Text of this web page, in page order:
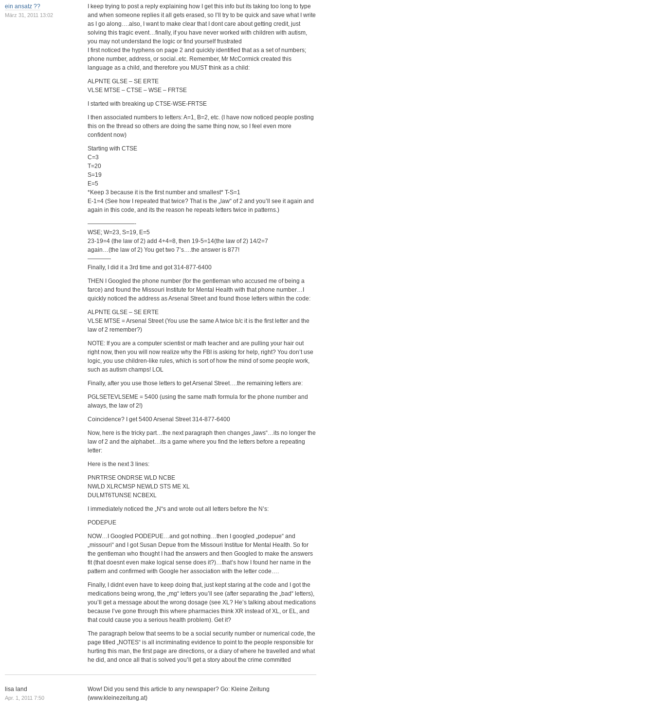
ein ansatz ??
März 31, 2011 13:02
I keep trying to post a reply explaining how I get this info but its taking too long to type
and when someone replies it all gets erased, so I’ll try to be quick and save what I write
as I go along….also, I want to make clear that I dont care about getting credit, just
solving this tragic event…finally, if you have never worked with children with autism,
you may not understand the logic or find yourself frustrated
I first noticed the hyphens on page 2 and quickly identified that as a set of numbers;
phone number, address, or social..etc. Remember, Mr McCormick created this
language as a child, and therefore you MUST think as a child:
ALPNTE GLSE – SE ERTE
VLSE MTSE – CTSE – WSE – FRTSE
I started with breaking up CTSE-WSE-FRTSE
I then associated numbers to letters: A=1, B=2, etc. (I have now noticed people posting
this on the thread so others are doing the same thing now, so I feel even more
confident now)
Starting with CTSE
C=3
T=20
S=19
E=5
*Keep 3 because it is the first number and smallest* T-S=1
E-1=4 (See how I repeated that twice? That is the „law“ of 2 and you’ll see it again and
again in this code, and its the reason he repeats letters twice in patterns.)
————————-
WSE; W=23, S=19, E=5
23-19=4 (the law of 2) add 4+4=8, then 19-5=14(the law of 2) 14/2=7
again…(the law of 2) You get two 7’s….the answer is 877!
————
Finally, I did it a 3rd time and got 314-877-6400
THEN I Googled the phone number (for the gentleman who accused me of being a
farce) and found the Missouri Institute for Mental Health with that phone number…I
quickly noticed the address as Arsenal Street and found those letters within the code:
ALPNTE GLSE – SE ERTE
VLSE MTSE = Arsenal Street (You use the same A twice b/c it is the first letter and the
law of 2 remember?)
NOTE: If you are a computer scientist or math teacher and are pulling your hair out
right now, then you will now realize why the FBI is asking for help, right? You don’t use
logic, you use children-like rules, which is sort of how the mind of some people work,
such as autism champs! LOL
Finally, after you use those letters to get Arsenal Street….the remaining letters are:
PGLSETEVLSEME = 5400 (using the same math formula for the phone number and
always, the law of 2!)
Coincidence? I get 5400 Arsenal Street 314-877-6400
Now, here is the tricky part…the next paragraph then changes „laws“…its no longer the
law of 2 and the alphabet…its a game where you find the letters before a repeating
letter:
Here is the next 3 lines:
PNRTRSE ONDRSE WLD NCBE
NWLD XLRCMSP NEWLD STS ME XL
DULMT6TUNSE NCBEXL
I immediately noticed the „N“s and wrote out all letters before the N’s:
PODEPUE
NOW…I Googled PODEPUE…and got nothing…then I googled „podepue“ and
„missouri“ and I got Susan Depue from the Missouri Institue for Mental Health. So for
the gentleman who thought I had the answers and then Googled to make the answers
fit (that doesnt even make logical sense does it?)…that’s how I found her name in the
pattern and confirmed with Google her association with the letter code….
Finally, I didnt even have to keep doing that, just kept staring at the code and I got the
medications being wrong, the „mg“ letters you’ll see (after separating the „bad“ letters),
you’ll get a message about the wrong dosage (see XL? He’s talking about medications
because I’ve gone through this where pharmacies think XR instead of XL, or EL, and
that could cause you a serious health problem). Get it?
The paragraph below that seems to be a social security number or numerical code, the
page titled „NOTES“ is all incriminating evidence to point to the people responsible for
hurting this man, the first page are directions, or a diary of where he travelled and what
he did, and once all that is solved you’ll get a story about the crime committed
lisa land
Apr. 1, 2011 7:50
Wow! Did you send this article to any newspaper? Go: Kleine Zeitung
(www.kleinezeitung.at)